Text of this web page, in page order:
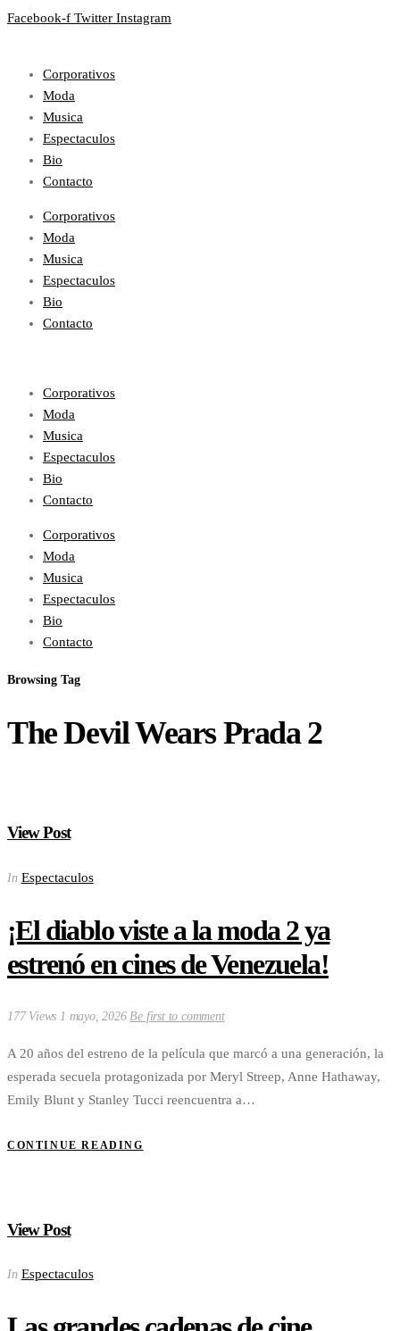
Facebook-f Twitter Instagram
Corporativos
Moda
Musica
Espectaculos
Bio
Contacto
Corporativos
Moda
Musica
Espectaculos
Bio
Contacto
Corporativos
Moda
Musica
Espectaculos
Bio
Contacto
Corporativos
Moda
Musica
Espectaculos
Bio
Contacto
Browsing Tag
The Devil Wears Prada 2
View Post
In Espectaculos
¡El diablo viste a la moda 2 ya
estrenó en cines de Venezuela!
177 Views 1 mayo, 2026 Be first to comment
A 20 años del estreno de la película que marcó a una generación, la
esperada secuela protagonizada por Meryl Streep, Anne Hathaway,
Emily Blunt y Stanley Tucci reencuentra a…
CONTINUE READING
View Post
In Espectaculos